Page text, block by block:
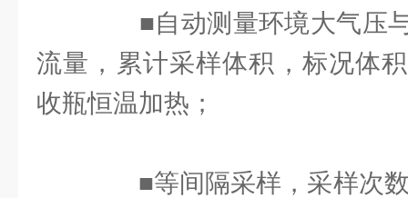
■自动测量环境大气压与
流量，累计采样体积，标况体
收瓶恒温加热；
■等间隔采样，采样次数